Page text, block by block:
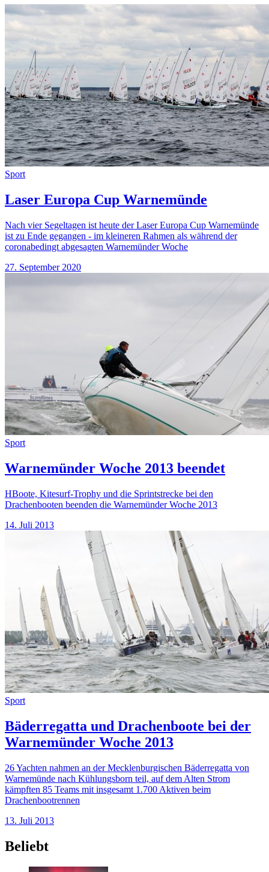
Sport
Laser Europa Cup Warnemünde
Nach vier Segeltagen ist heute der Laser Europa Cup Warnemünde
ist zu Ende gegangen - im kleineren Rahmen als während der
coronabedingt abgesagten Warnemünder Woche
27. September 2020
Sport
Warnemünder Woche 2013 beendet
HBoote, Kitesurf-Trophy und die Sprintstrecke bei den
Drachenbooten beenden die Warnemünder Woche 2013
14. Juli 2013
Sport
Bäderregatta und Drachenboote bei der
Warnemünder Woche 2013
26 Yachten nahmen an der Mecklenburgischen Bäderregatta von
Warnemünde nach Kühlungsborn teil, auf dem Alten Strom
kämpften 85 Teams mit insgesamt 1.700 Aktiven beim
Drachenbootrennen
13. Juli 2013
Beliebt